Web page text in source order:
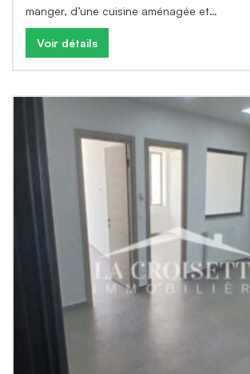
manger, d’une cuisine aménagée et…
Voir détails